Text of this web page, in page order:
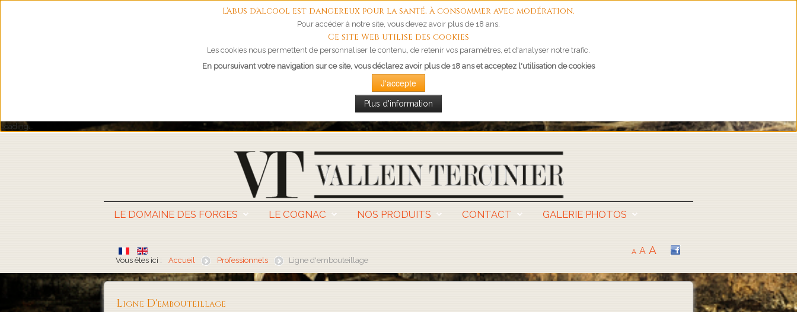
L'abus d'alcool est dangereux pour la santé, à consommer avec modération.
Pour accéder à notre site, vous devez avoir plus de 18 ans.
Ce site Web utilise des cookies
Les cookies nous permettent de personnaliser le contenu, de retenir vos paramètres, et d'analyser notre trafic.
En poursuivant votre navigation sur ce site, vous déclarez avoir plus de 18 ans et acceptez l'utilisation de cookies
J'accepte
Plus d'information
Loading...
LE DOMAINE DES FORGES LE COGNAC NOS PRODUITS CONTACT GALERIE PHOTOS
Vous êtes ici : Accueil Professionnels Ligne d'embouteillage
A A A
Ligne D'embouteillage